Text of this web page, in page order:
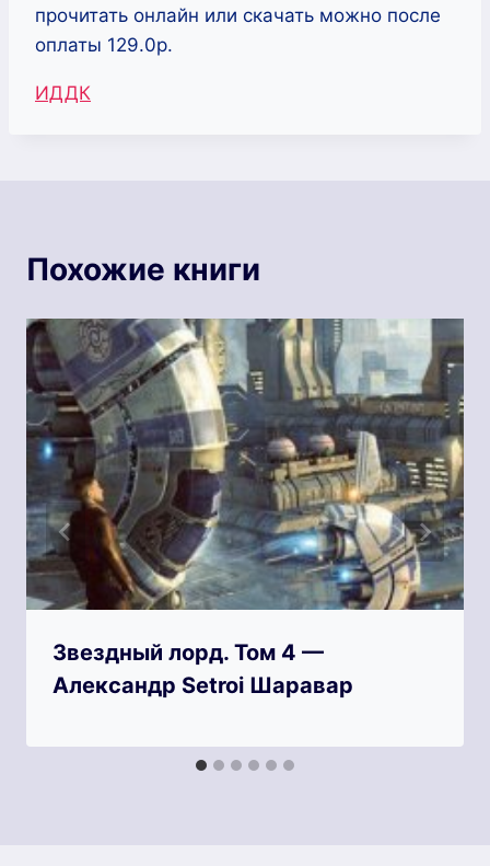
прочитать онлайн или скачать можно после
оплаты 129.0р.
Метки
ИДДК
Похожие книги
Звездный лорд. Том 4 —
Александр Setroi Шаравар